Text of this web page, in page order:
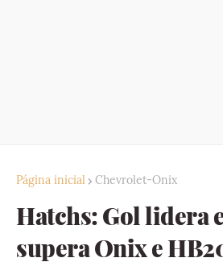
Página inicial Chevrolet-Onix
Hatchs: Gol lidera
supera Onix e